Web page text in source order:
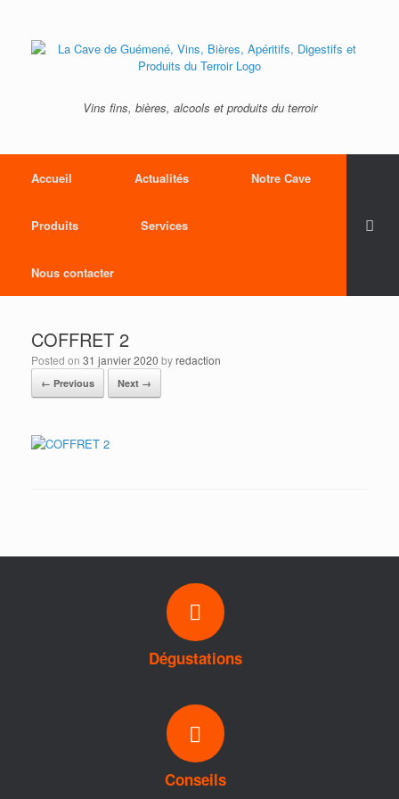
Vins fins, bières, alcools et produits du terroir
Accueil Actualités Notre Cave
Produits Services
Nous contacter
COFFRET 2
Posted on 31 janvier 2020 byredaction
← Previous Next →
Dégustations
Conseils